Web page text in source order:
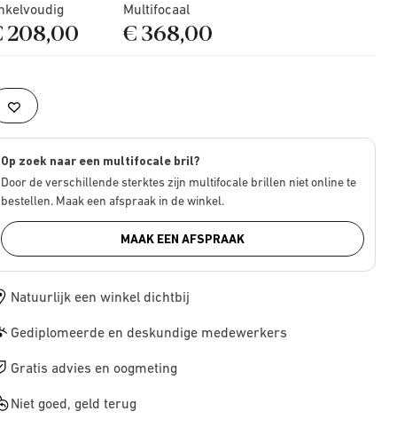
208,00
Multifocaal
€ 368,00
Op zoek naar een multifocale bril?
Door de verschillende sterktes zijn multifocale brillen niet online te
bestellen. Maak een afspraak in de winkel.
MAAK EEN AFSPRAAK
Natuurlijk een winkel dichtbij
Gediplomeerde en deskundige medewerkers
Gratis advies en oogmeting
Niet goed, geld terug